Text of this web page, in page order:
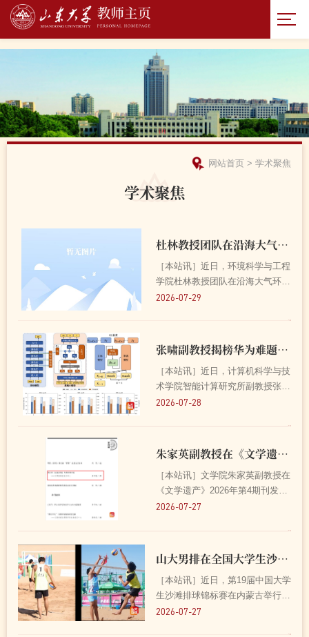
网站首页 > 学术聚焦
学术聚焦
杜林教授团队在沿海大气环境领域取得系列进展 2026-07-29
［本站讯］近日，环境科学与工程
学院杜林教授团队在沿海大气环境
领域取得系列重要进展，研究成果
了海盐气溶胶的氯损耗机制、中等
挥发性有机物和防晒化...
2026-07-29
张啸副教授揭榜华为难题荣获“火花奖” 2026-07-28
［本站讯］近日，计算机科学与技
术学院智能计算研究所副教授张啸
成功揭榜华为难题第137期“面向低
大语言模型当前被应用在众多行业
和场景中，投机解...
2026-07-28
朱家英副教授在《文学遗产》刊发学术论文 2026-07-27
［本站讯］文学院朱家英副教授在
《文学遗产》2026年第4期刊发题
为《龚自珍〈定庵文集〉早期抄本
世后，其子龚橙委托魏源审定《定
庵文录》二十四卷，后又...
2026-07-27
山大男排在全国大学生沙滩排球锦标赛中获佳绩 2026-07-27
［本站讯］近日，第19届中国大学
生沙滩排球锦标赛在内蒙古举行。
山东大学男子高水平排球队获得男
2026-07-27